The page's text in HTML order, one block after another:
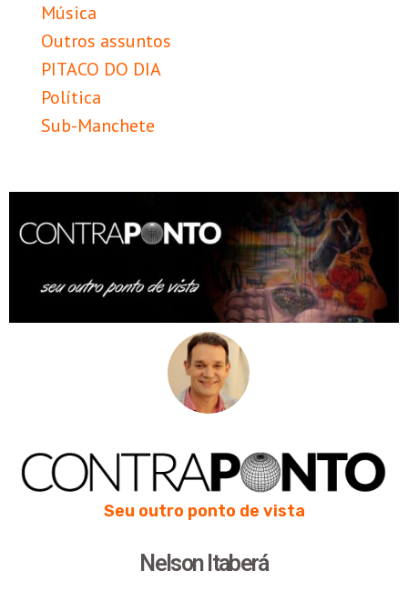
Música
Outros assuntos
PITACO DO DIA
Política
Sub-Manchete
Seu outro ponto de vista
Nelson Itaberá